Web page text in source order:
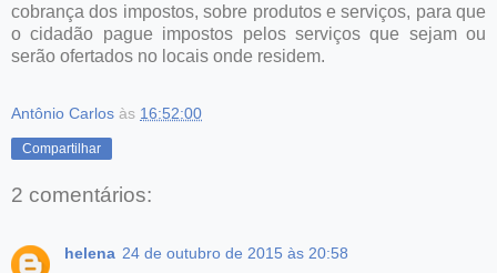
cobrança dos impostos, sobre produtos e serviços, para que
o cidadão pague impostos pelos serviços que sejam ou
serão ofertados no locais onde residem.
Antônio Carlos às 16:52:00
Compartilhar
2 comentários:
helena 24 de outubro de 2015 às 20:58